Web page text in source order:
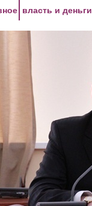
власть и деньги